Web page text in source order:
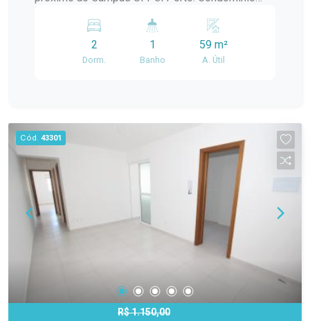
câmeras, bombas d`agua, portaria e elevador.
OBS.: Vaga de garagem opcional com valor
adicional de R$250,00.
2
Dorm.
1
Banho
59 m²
A. Útil
Cód. 43301
R$ 1.150,00